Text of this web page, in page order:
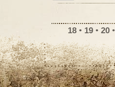
18• 19• 20